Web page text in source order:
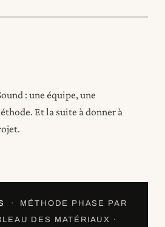
: une équipe, une
Et la suite à donner à
· MÉTHODE PHASE PAR
DES MATÉRIAUX ·